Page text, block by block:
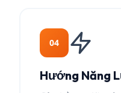
04
Hướng Năng